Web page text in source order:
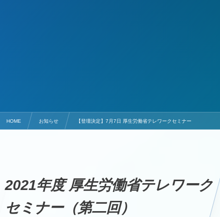
HOME お知らせ 【登壇決定】7月7日 厚生労働省テレワークセミナー
2021年度 厚生労働省テレワーク
セミナー（第二回）